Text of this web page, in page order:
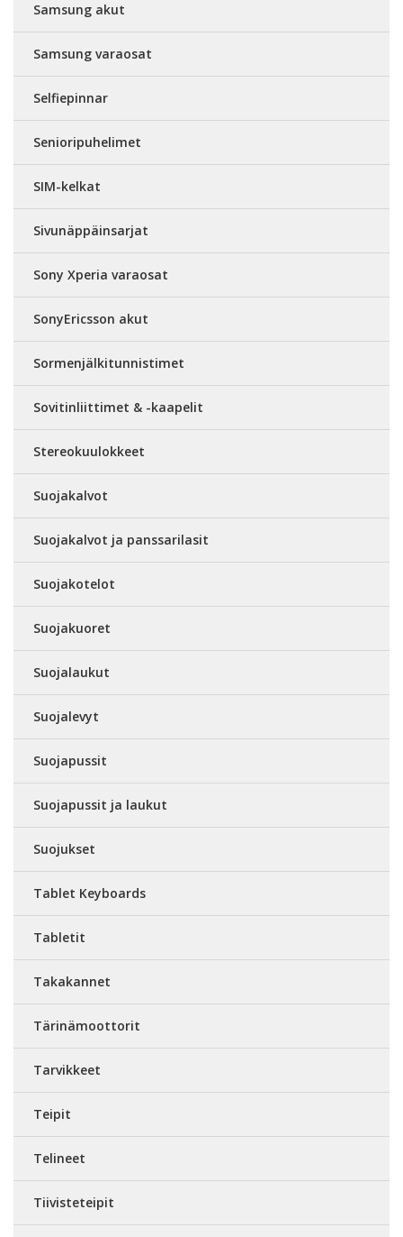
Samsung akut
Samsung varaosat
Selfiepinnar
Senioripuhelimet
SIM-kelkat
Sivunäppäinsarjat
Sony Xperia varaosat
SonyEricsson akut
Sormenjälkitunnistimet
Sovitinliittimet & -kaapelit
Stereokuulokkeet
Suojakalvot
Suojakalvot ja panssarilasit
Suojakotelot
Suojakuoret
Suojalaukut
Suojalevyt
Suojapussit
Suojapussit ja laukut
Suojukset
Tablet Keyboards
Tabletit
Takakannet
Tärinämoottorit
Tarvikkeet
Teipit
Telineet
Tiivisteteipit